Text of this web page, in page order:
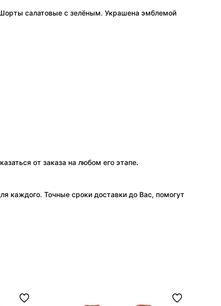
салатовые с зелёным. Украшена эмблемой
от заказа на любом его этапе.
каждого. Точные сроки доставки до Вас, помогут